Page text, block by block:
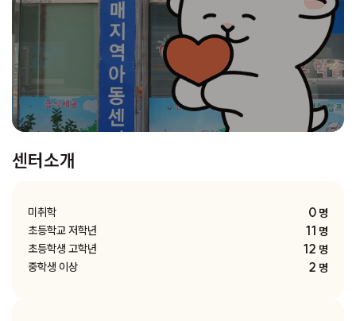
센터소개
미취학 0 명
초등학교 저학년
11 명
초등학생 고학년
12 명
중학생 이상
2 명